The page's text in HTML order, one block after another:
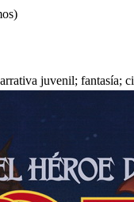
juvenil; fantasía;